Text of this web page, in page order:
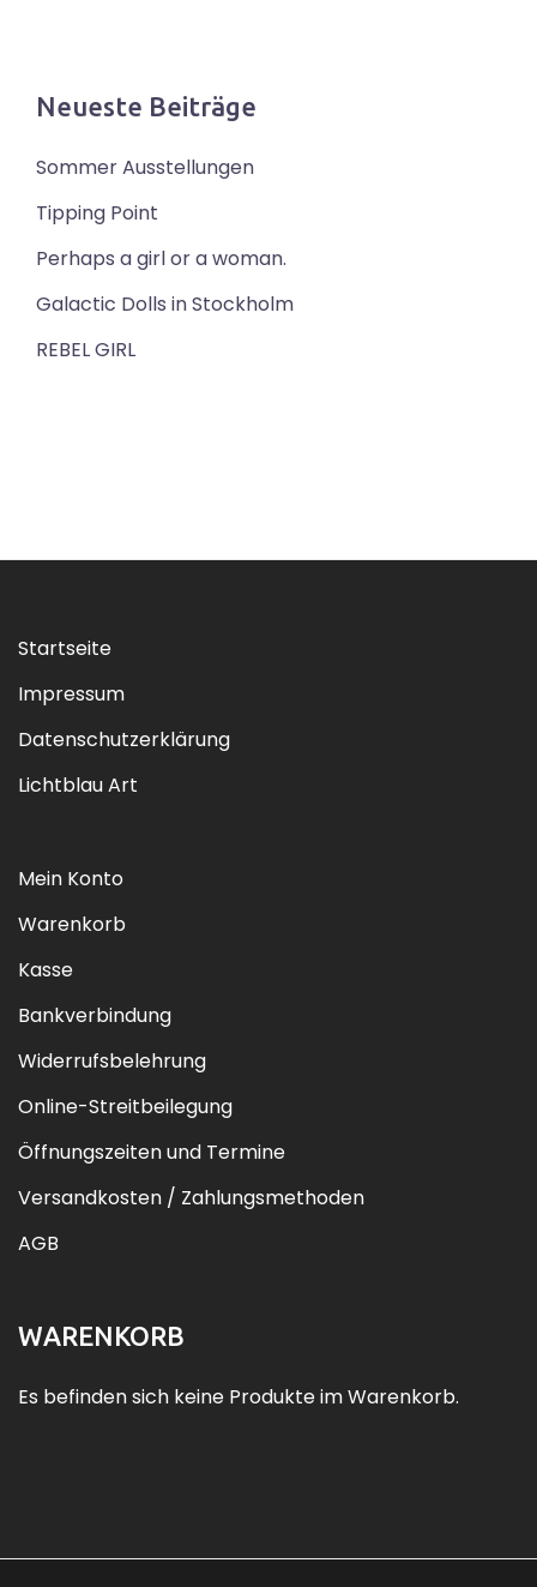
Neueste Beiträge
Sommer Ausstellungen
Tipping Point
Perhaps a girl or a woman.
Galactic Dolls in Stockholm
REBEL GIRL
Startseite
Impressum
Datenschutzerklärung
Lichtblau Art
Mein Konto
Warenkorb
Kasse
Bankverbindung
Widerrufsbelehrung
Online-Streitbeilegung
Öffnungszeiten und Termine
Versandkosten / Zahlungsmethoden
AGB
WARENKORB
Es befinden sich keine Produkte im Warenkorb.